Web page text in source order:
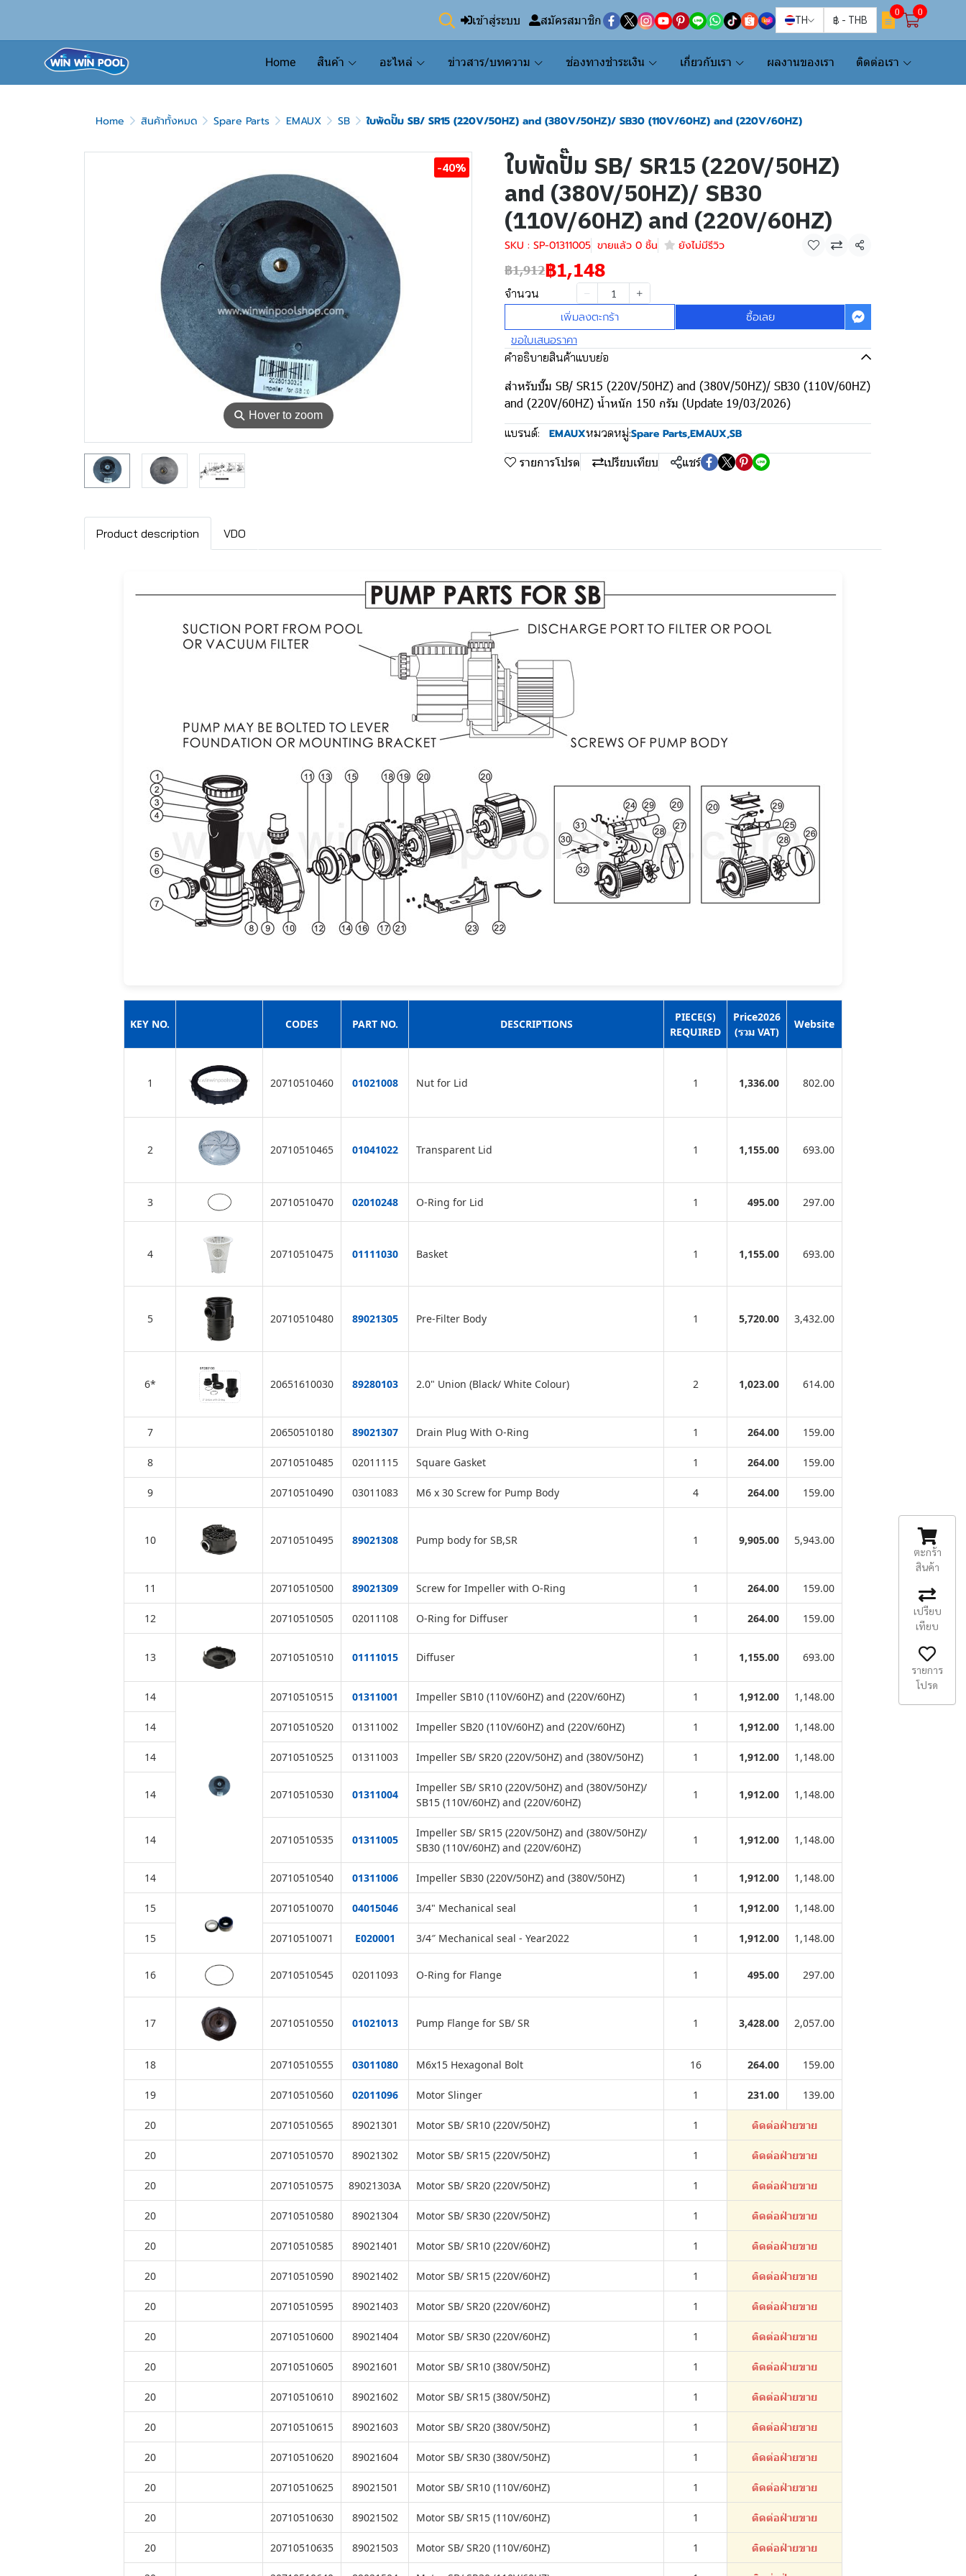
เข้าสู่ระบบ สมัครสมาชิก TH ฿ - THB
0 0
Home สินค้า อะไหล่ ข่าวสาร/บทความ ช่องทางชำระเงิน เกี่ยวกับเรา ผลงานของเรา ติดต่อเรา
Home สินค้าทั้งหมด Spare Parts EMAUX SB ใบพัดปั๊ม SB/ SR15 (220V/50HZ) and (380V/50HZ)/ SB30 (110V/60HZ) and (220V/60HZ)
⚲ Hover to zoom
-40%
ใบพัดปั๊ม SB/ SR15 (220V/50HZ)
and (380V/50HZ)/ SB30
(110V/60HZ) and (220V/60HZ)
SKU : SP-01311005 ขายแล้ว 0 ชิ้น ยังไม่มีรีวิว แชร์
฿1,912฿1,148
จำนวน
เพิ่มลงตะกร้า
ซื้อเลย
ขอใบเสนอราคา
คำอธิบายสินค้าแบบย่อ
สำหรับปั๊ม SB/ SR15 (220V/50HZ) and (380V/50HZ)/ SB30 (110V/60HZ)
and (220V/60HZ) น้ำหนัก 150 กรัม (Update 19/03/2026)
แบรนด์: EMAUXหมวดหมู่:Spare Parts,EMAUX,SB
รายการโปรด
เปรียบเทียบ แชร์
Product description VDO
KEY NO. CODES PART NO. DESCRIPTIONS
PIECE(S)
REQUIRED
Price2026
(รวม VAT)
Website
1 20710510460 01021008 Nut for Lid 1 1,336.00 802.00
2 20710510465 01041022 Transparent Lid 1 1,155.00 693.00
3 20710510470 02010248 O-Ring for Lid 1 495.00 297.00
4 20710510475 01111030 Basket 1 1,155.00 693.00
5 20710510480 89021305 Pre-Filter Body 1 5,720.00 3,432.00
6* 20651610030 89280103 2.0" Union (Black/ White Colour) 2 1,023.00 614.00
7 20650510180 89021307 Drain Plug With O-Ring 1 264.00 159.00
8 20710510485 02011115 Square Gasket 1 264.00 159.00
9 20710510490 03011083 M6 x 30 Screw for Pump Body 4 264.00 159.00
10 20710510495 89021308 Pump body for SB,SR 1 9,905.00 5,943.00
11 20710510500 89021309 Screw for Impeller with O-Ring 1 264.00 159.00
12 20710510505 02011108 O-Ring for Diffuser 1 264.00 159.00
13 20710510510 01111015 Diffuser 1 1,155.00 693.00
14 20710510515 01311001 Impeller SB10 (110V/60HZ) and (220V/60HZ) 1 1,912.00 1,148.00
14 20710510520 01311002 Impeller SB20 (110V/60HZ) and (220V/60HZ) 1 1,912.00 1,148.00
14 20710510525 01311003 Impeller SB/ SR20 (220V/50HZ) and (380V/50HZ) 1 1,912.00 1,148.00
14 20710510530 01311004
Impeller SB/ SR10 (220V/50HZ) and (380V/50HZ)/
SB15 (110V/60HZ) and (220V/60HZ)
1 1,912.00 1,148.00
14 20710510535 01311005
Impeller SB/ SR15 (220V/50HZ) and (380V/50HZ)/
SB30 (110V/60HZ) and (220V/60HZ)
1 1,912.00 1,148.00
14 20710510540 01311006 Impeller SB30 (220V/50HZ) and (380V/50HZ) 1 1,912.00 1,148.00
15 20710510070 04015046 3/4" Mechanical seal 1 1,912.00 1,148.00
15 20710510071 E020001 3/4″ Mechanical seal - Year2022 1 1,912.00 1,148.00
16 20710510545 02011093 O-Ring for Flange 1 495.00 297.00
17 20710510550 01021013 Pump Flange for SB/ SR 1 3,428.00 2,057.00
18 20710510555 03011080 M6x15 Hexagonal Bolt 16 264.00 159.00
19 20710510560 02011096 Motor Slinger 1 231.00 139.00
20 20710510565 89021301 Motor SB/ SR10 (220V/50HZ) 1 ติดต่อฝ่ายขาย
20 20710510570 89021302 Motor SB/ SR15 (220V/50HZ) 1 ติดต่อฝ่ายขาย
20 20710510575 89021303A Motor SB/ SR20 (220V/50HZ) 1 ติดต่อฝ่ายขาย
20 20710510580 89021304 Motor SB/ SR30 (220V/50HZ) 1 ติดต่อฝ่ายขาย
20 20710510585 89021401 Motor SB/ SR10 (220V/60HZ) 1 ติดต่อฝ่ายขาย
20 20710510590 89021402 Motor SB/ SR15 (220V/60HZ) 1 ติดต่อฝ่ายขาย
20 20710510595 89021403 Motor SB/ SR20 (220V/60HZ) 1 ติดต่อฝ่ายขาย
20 20710510600 89021404 Motor SB/ SR30 (220V/60HZ) 1 ติดต่อฝ่ายขาย
20 20710510605 89021601 Motor SB/ SR10 (380V/50HZ) 1 ติดต่อฝ่ายขาย
20 20710510610 89021602 Motor SB/ SR15 (380V/50HZ) 1 ติดต่อฝ่ายขาย
20 20710510615 89021603 Motor SB/ SR20 (380V/50HZ) 1 ติดต่อฝ่ายขาย
20 20710510620 89021604 Motor SB/ SR30 (380V/50HZ) 1 ติดต่อฝ่ายขาย
20 20710510625 89021501 Motor SB/ SR10 (110V/60HZ) 1 ติดต่อฝ่ายขาย
20 20710510630 89021502 Motor SB/ SR15 (110V/60HZ) 1 ติดต่อฝ่ายขาย
20 20710510635 89021503 Motor SB/ SR20 (110V/60HZ) 1 ติดต่อฝ่ายขาย
ตะกร้า
สินค้า
เปรียบ
เทียบ
รายการ
โปรด